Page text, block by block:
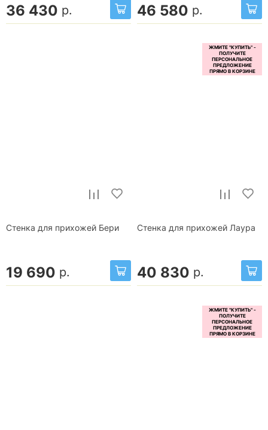
36 430 р. 46 580 р.
Стенка для прихожей Бери
19 690 р.
Стенка для прихожей Лаура
40 830 р.